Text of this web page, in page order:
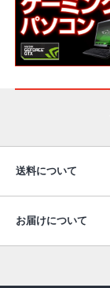
送料について
お届けについて